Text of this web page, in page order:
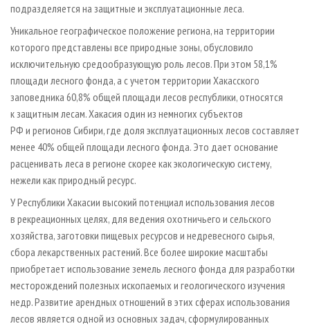
подразделяется на защитные и эксплуатационные леса.
Уникальное географическое положение региона, на территории
которого представлены все природные зоны, обусловило
исключительную средообразующую роль лесов. При этом 58,1%
площади лесного фонда, а с учетом территории Хакасского
заповедника 60,8% общей площади лесов республики, относятся
к защитным лесам. Хакасия один из немногих субъектов
РФ и регионов Сибири, где доля эксплуатационных лесов составляет
менее 40% общей площади лесного фонда. Это дает основание
расценивать леса в регионе скорее как экологическую систему,
нежели как природный ресурс.
У Республики Хакасии высокий потенциал использования лесов
в рекреационных целях, для ведения охотничьего и сельского
хозяйства, заготовки пищевых ресурсов и недревесного сырья,
сбора лекарственных растений. Все более широкие масштабы
приобретает использование земель лесного фонда для разработки
месторождений полезных ископаемых и геологического изучения
недр. Развитие арендных отношений в этих сферах использования
лесов является одной из основных задач, сформулированных